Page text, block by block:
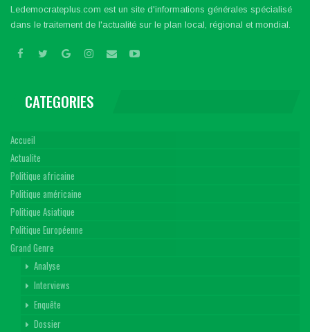
Ledemocrateplus.com est un site d'informations générales spécialisé
dans le traitement de l'actualité sur le plan local, régional et mondial.
CATEGORIES
Accueil
Actualite
Politique africaine
Politique américaine
Politique Asiatique
Politique Européenne
Grand Genre
Analyse
Interviews
Enquête
Dossier